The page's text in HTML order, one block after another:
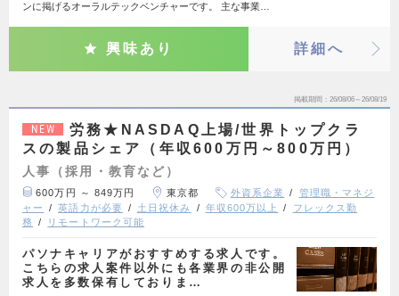
ンに掲げるオーラルテックベンチャーです。 主な事業…
興味あり 詳細へ
掲載期間 26/08/06～26/08/19
NEW
労務★NASDAQ上場/世界トップクラ
スの製品シェア（年収600万円～800万円）
人事（採用・教育など）
600万円 ～ 849万円 東京都 外資系企業
管理職・マネジ
ャー
英語力が必要 土日祝休み 年収600万以上
フレックス勤
務
リモートワーク可能
パソナキャリアがおすすめする求人です。
こちらの求人案件以外にも各業界の非公開
求人を多数保有しておりま…